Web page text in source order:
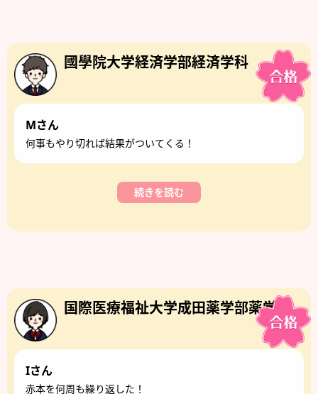
國學院大学経済学部経済学科
Mさん
何事もやり切れば結果がついてくる！
続きを読む
国際医療福祉大学成田薬学部薬学科
Iさん
赤本を何周も繰り返した！